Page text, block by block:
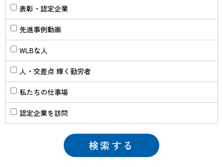
表彰・認定企業
先進事例動画
WLBな人
人・交差点 輝く勤労者
私たちの仕事場
認定企業を訪問